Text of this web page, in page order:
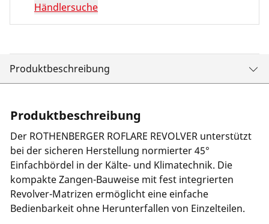
Händlersuche
Produktbeschreibung
Produktbeschreibung
Der ROTHENBERGER ROFLARE REVOLVER unterstützt
bei der sicheren Herstellung normierter 45°
Einfachbördel in der Kälte- und Klimatechnik. Die
kompakte Zangen-Bauweise mit fest integrierten
Revolver-Matrizen ermöglicht eine einfache
Bedienbarkeit ohne Herunterfallen von Einzelteilen.